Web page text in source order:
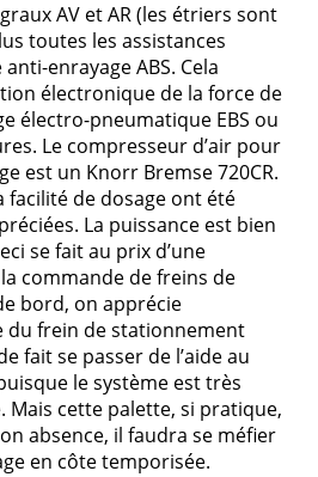
AV et AR (les étriers sont
toutes les assistances
enrayage ABS. Cela
électronique de la force de
électro-pneumatique EBS ou
Le compresseur d’air pour
est un Knorr Bremse 720CR.
facilité de dosage ont été
La puissance est bien
se fait au prix d’une
commande de freins de
bord, on apprécie
du frein de stationnement
fait se passer de l’aide au
le système est très
Mais cette palette, si pratique,
absence, il faudra se méfier
en côte temporisée.